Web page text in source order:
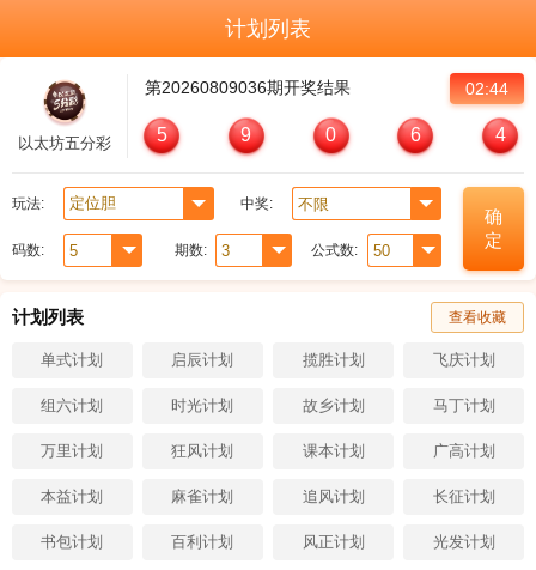
计划列表
以太坊五分彩
第20260809036期开奖结果 02:44
5 9 0 6 4
玩法: 中奖:
码数: 期数: 公式数:
确
定
计划列表 查看收藏
单式计划 启辰计划 揽胜计划 飞庆计划
组六计划 时光计划 故乡计划 马丁计划
万里计划 狂风计划 课本计划 广高计划
本益计划 麻雀计划 追风计划 长征计划
书包计划 百利计划 风正计划 光发计划